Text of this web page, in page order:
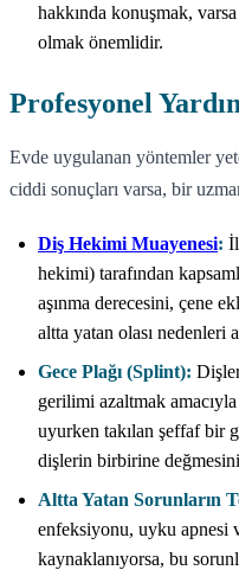
hakkında konuşmak,
olmak önemlidir.
Profesyonel
Evde uygulanan yöntemler
ciddi sonuçları varsa, bir
Diş Hekimi Muayenesi:
hekimi) tarafından
aşınma derecesini, çene
altta yatan olası nedenleri
Gece Plağı (Splint):
gerilimi azaltmak
uyurken takılan şeffaf bir
dişlerin birbirine
Altta Yatan Sorunların
enfeksiyonu, uyku apnesi
kaynaklanıyorsa, bu